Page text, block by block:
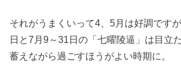
それがうまくいって4、5月は好調です
日と7月9～31日の「七曜陵逼」は目立
蓄えながら過ごすほうがよい時期に。